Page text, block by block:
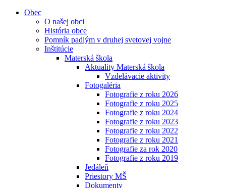
Obec
O našej obci
História obce
Pomník padlým v druhej svetovej vojne
Inštitúcie
Materská škola
Aktuality Materská škola
Vzdelávacie aktivity
Fotogaléria
Fotografie z roku 2026
Fotografie z roku 2025
Fotografie z roku 2024
Fotografie z roku 2023
Fotografie z roku 2022
Fotografie z roku 2021
Fotografie za rok 2020
Fotografie z roku 2019
Jedáleň
Priestory MŠ
Dokumenty